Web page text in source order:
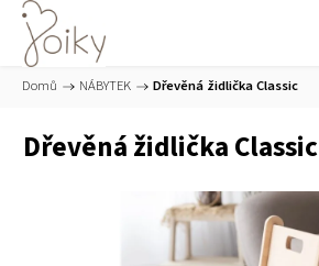
Domů / NÁBYTEK / Dřevěná židlička Classic
Dřevěná židlička Classic